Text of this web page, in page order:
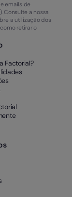
emails de
Consulte a nossa
a utilização dos
retirar o
Factorial?